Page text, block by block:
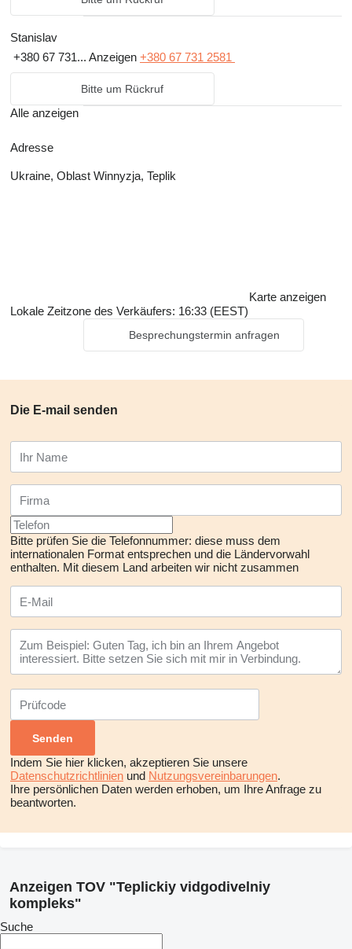
Stanislav
+380 67 731... Anzeigen +380 67 731 2581
Bitte um Rückruf
Alle anzeigen
Adresse
Ukraine, Oblast Winnyzja, Teplik
Karte anzeigen
Lokale Zeitzone des Verkäufers: 16:33 (EEST)
Besprechungstermin anfragen
Die E-mail senden
Bitte prüfen Sie die Telefonnummer: diese muss dem
internationalen Format entsprechen und die Ländervorwahl
enthalten. Mit diesem Land arbeiten wir nicht zusammen
Indem Sie hier klicken, akzeptieren Sie unsere
Datenschutzrichtlinien und Nutzungsvereinbarungen.
Ihre persönlichen Daten werden erhoben, um Ihre Anfrage zu
beantworten.
Anzeigen TOV "Teplickiy vidgodivelniy
kompleks"
Suche